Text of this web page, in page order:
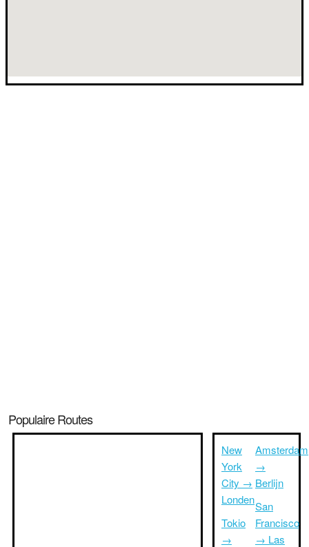
Populaire Routes
New
York
City →
Londen
Tokio
→
Amsterdam
→
Berlijn
San
Francisco
→ Las